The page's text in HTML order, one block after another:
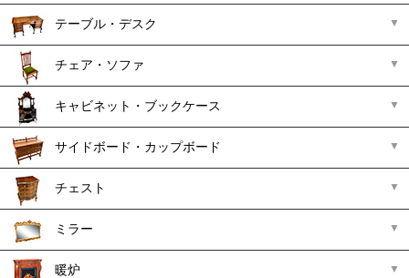
テーブル・デスク
チェア・ソファ
キャビネット・ブックケース
サイドボード・カップボード
チェスト
ミラー
暖炉